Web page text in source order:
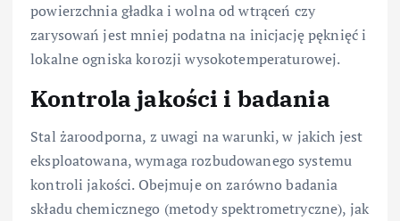
powierzchnia gładka i wolna od wtrąceń czy
zarysowań jest mniej podatna na inicjację pęknięć i
lokalne ogniska korozji wysokotemperaturowej.
Kontrola jakości i badania
Stal żaroodporna, z uwagi na warunki, w jakich jest
eksploatowana, wymaga rozbudowanego systemu
kontroli jakości. Obejmuje on zarówno badania
składu chemicznego (metody spektrometryczne), jak